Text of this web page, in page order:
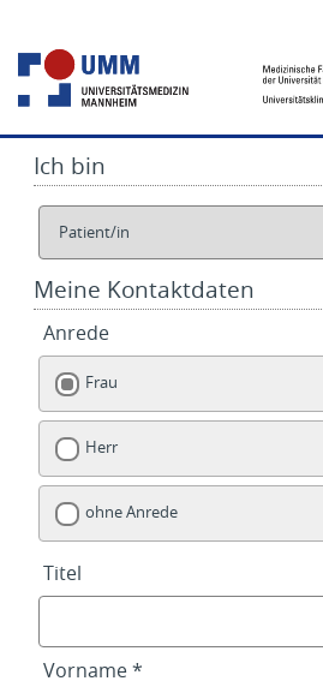
Ich bin
Meine Kontaktdaten
Anrede
Frau
Herr
ohne Anrede
Titel
Vorname *